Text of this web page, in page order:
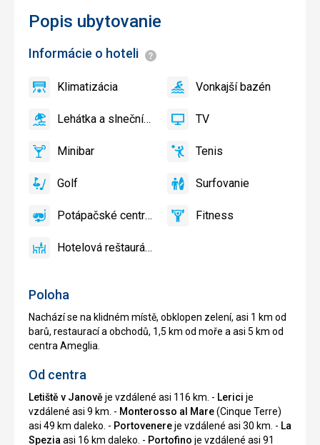
Poloha
Nachází se na klidném místě, obklopen zelení, asi 1 km od
barů, restaurací a obchodů, 1,5 km od moře a asi 5 km od
centra Ameglia.
Od centra
Letiště v Janově je vzdálené asi 116 km. - Lerici je
vzdálené asi 9 km. - Monterosso al Mare(Cinque Terre)
asi 49 km daleko. - Portovenereje vzdálené asi 30 km. - La
Spezia asi 16 km daleko. - Portofino je vzdálené asi 91
Popis ubytovanie
Informácie o hoteli Informácie
Klimatizácia
Klimatizácia
áno
VonkajšíVonkajší bazén
áno
Lehátka
slnečníky
bazéne
Lehátka a slnečníky pri bazéne zadarmo
áno TV TV
áno
Minibar,Minibar
áno TenisTenis
áno
Golf Golf
áno Surfovanie
Surfovanie
áno
Potápačské
Potápačské centrum
áno FitnessFitness
áno
Hotelová
Hotelová reštaurácia
áno